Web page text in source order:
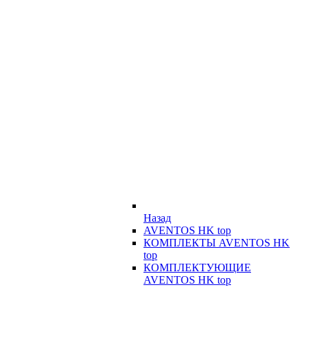
Назад
AVENTOS HK top
КОМПЛЕКТЫ AVENTOS HK
top
КОМПЛЕКТУЮЩИЕ
AVENTOS HK top